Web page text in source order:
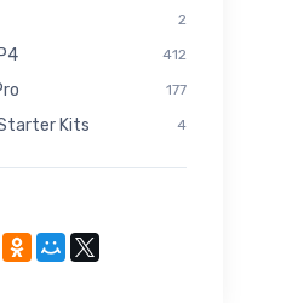
2
412
177
Kits 4